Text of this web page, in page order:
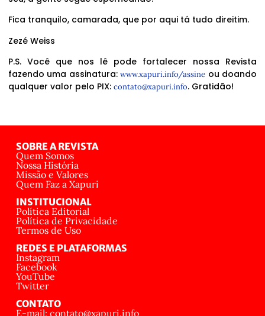
Fica tranquilo, camarada, que por aqui tá tudo direitim.
Zezé Weiss
P.S. Você que nos lê pode fortalecer nossa Revista
fazendo uma assinatura:www.xapuri.info/assine ou doando
qualquer valor pelo PIX: contato@xapuri.info. Gratidão!
SOBRE A REVISTA
Quem Somos
Nossa História
Missão e Valores
Quem Faz a Xapuri
INSTITUCIONAL
Política Editorial
Política de Privacidade
Termos de Uso
REDES E PLATAFORMAS
Instagram
Facebook
YouTube
Twitter
CONTATO
E-mail: contato@xapuri.info